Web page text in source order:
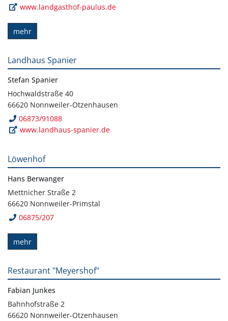
www.landgasthof-paulus.de
mehr
Landhaus Spanier
Stefan Spanier
Hochwaldstraße 40
66620 Nonnweiler-Otzenhausen
06873/91088
www.landhaus-spanier.de
Löwenhof
Hans Berwanger
Mettnicher Straße 2
66620 Nonnweiler-Primstal
06875/207
mehr
Restaurant "Meyershof"
Fabian Junkes
Bahnhofstraße 2
66620 Nonnweiler-Otzenhausen